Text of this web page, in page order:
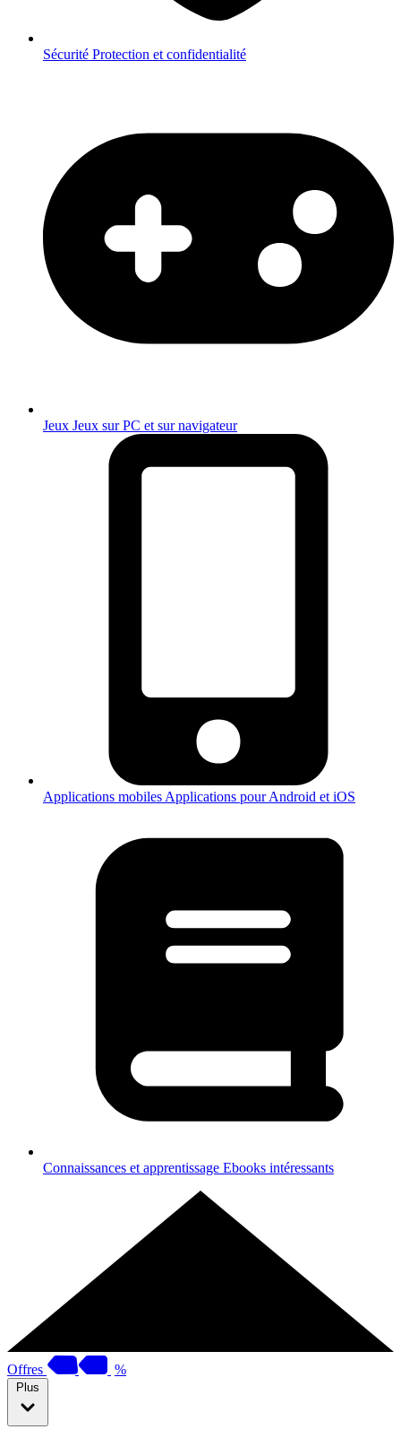
Sécurité Protection et confidentialité
Jeux Jeux sur PC et sur navigateur
Applications mobiles Applications pour Android et iOS
Connaissances et apprentissage Ebooks intéressants
Offres %
Plus